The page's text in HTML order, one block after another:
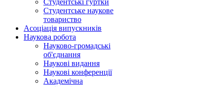
Студентські гуртки
Студентське наукове
товариство
Асоціація випускників
Наукова робота
Науково-громадські
об'єднання
Наукові видання
Наукові конференції
Академічна